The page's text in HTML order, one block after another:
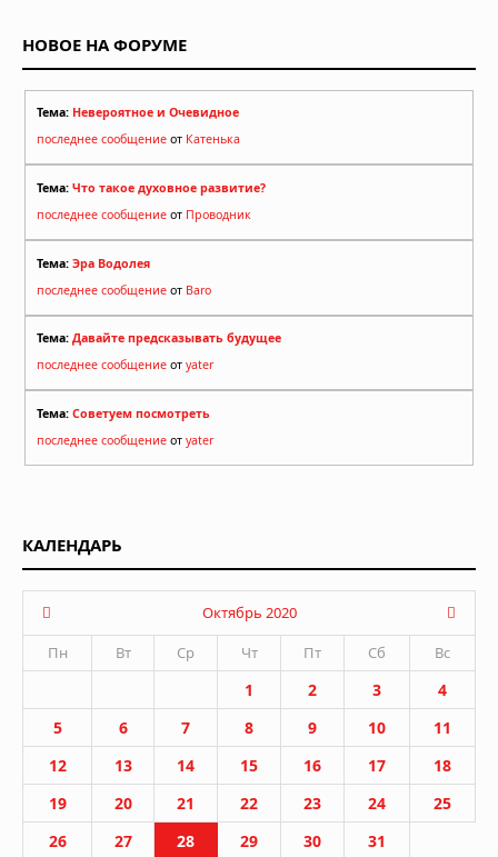
представлений
02.08.2026 в 09:00
НОВОЕ НА ФОРУМЕ
Тема: Невероятное и Очевидное
последнее сообщение от Катенька
Тема: Что такое духовное развитие?
последнее сообщение от Проводник
Тема: Эра Водолея
последнее сообщение от Baro
Тема: Давайте предсказывать будущее
последнее сообщение от yater
Тема: Советуем посмотреть
последнее сообщение от yater
КАЛЕНДАРЬ
Октябрь 2020
Пн
Вт Ср Чт Пт Сб Вс
1 2 3
4
5
6 7 8 9 10
11
12
13 14 15 16 17
18
19
20 21 22 23 24
25
26
27 28 29 30 31